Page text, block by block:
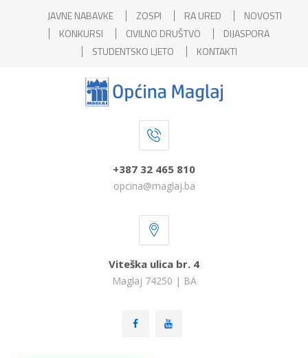
JAVNE NABAVKE ZOSPI RA URED
NOVOSTI
KONKURSI
CIVILNO DRUŠTVO
DIJASPORA
STUDENTSKO LJETO
KONTAKTI
+387 32 465 810
opcina@maglaj.ba
Viteška ulica br. 4
Maglaj 74250 | BA